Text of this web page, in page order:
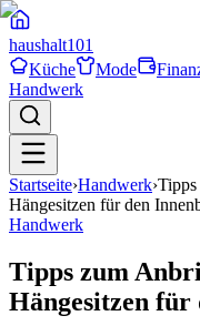
haushalt101
Küche
Mode
Handwerk
Startseite›Handwerk›
Hängesitzen für den
Handwerk
Tipps zum
Hängesitzen für